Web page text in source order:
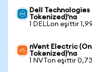
Dell
Tokenized)'na
1 DELLon eşittir
nVent Electric
Tokenized)'na
1 NVTon eşittir